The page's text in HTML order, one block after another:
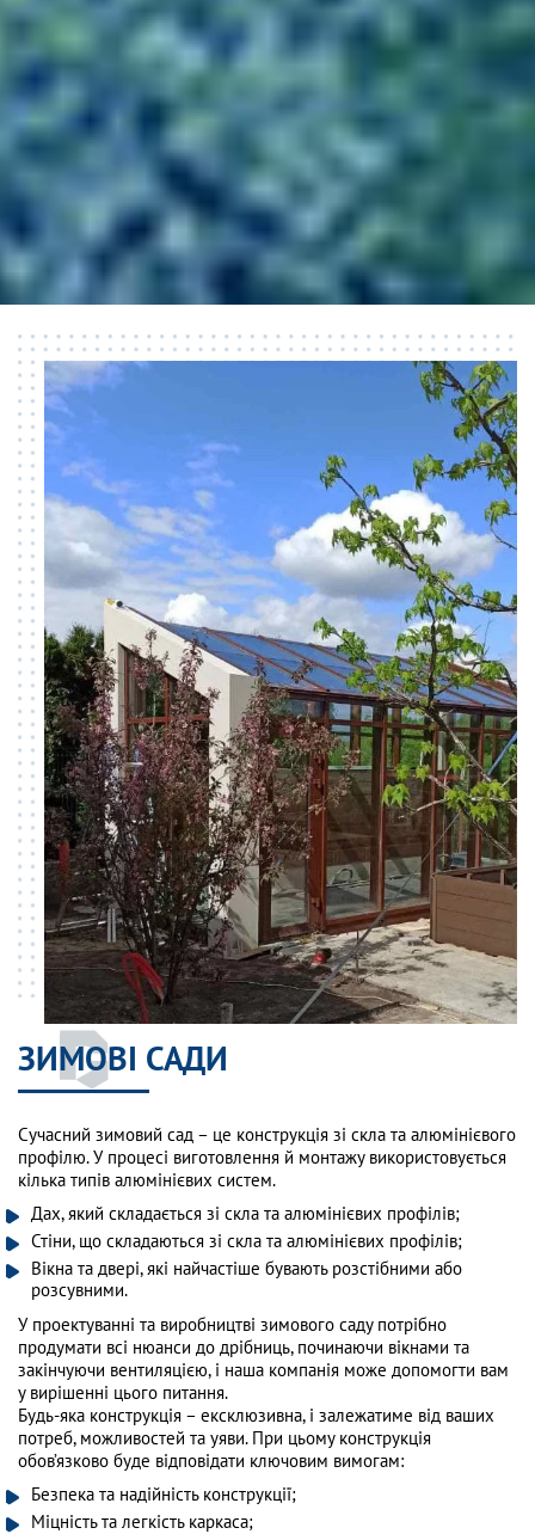
ЗИМОВІ САДИ
Сучасний зимовий сад – це конструкція зі скла та алюмінієвого
профілю. У процесі виготовлення й монтажу використовується
кілька типів алюмінієвих систем.
Дах, який складається зі скла та алюмінієвих профілів;
Стіни, що складаються зі скла та алюмінієвих профілів;
Вікна та двері, які найчастіше бувають розстібними або
розсувними.
У проектуванні та виробництві зимового саду потрібно
продумати всі нюанси до дрібниць, починаючи вікнами та
закінчуючи вентиляцією, і наша компанія може допомогти вам
у вирішенні цього питання.
Будь-яка конструкція – ексклюзивна, і залежатиме від ваших
потреб, можливостей та уяви. При цьому конструкція
обов’язково буде відповідати ключовим вимогам:
Безпека та надійність конструкції;
Міцність та легкість каркаса;